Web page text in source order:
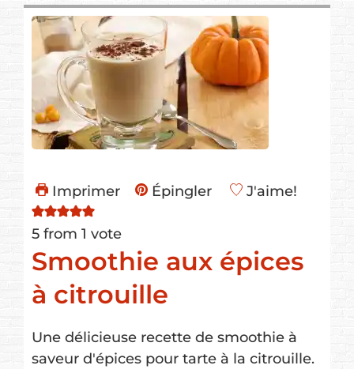
Imprimer Épingler J'aime!
5 from 1 vote
Smoothie aux épices
à citrouille
Une délicieuse recette de smoothie à
saveur d'épices pour tarte à la citrouille.